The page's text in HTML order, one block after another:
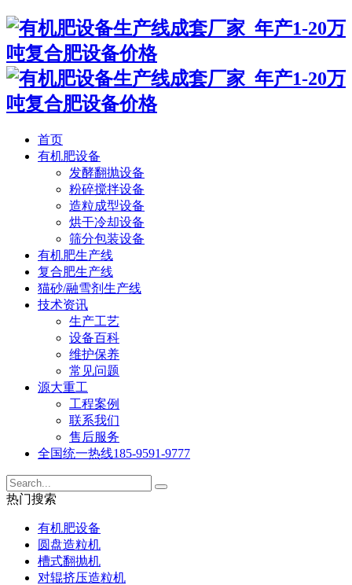
首页
有机肥设备
发酵翻抛设备
粉碎搅拌设备
造粒成型设备
烘干冷却设备
筛分包装设备
有机肥生产线
复合肥生产线
猫砂/融雪剂生产线
技术资讯
生产工艺
设备百科
维护保养
常见问题
源大重工
工程案例
联系我们
售后服务
全国统一热线185-9591-9777
热门搜索
有机肥设备
圆盘造粒机
槽式翻抛机
对辊挤压造粒机